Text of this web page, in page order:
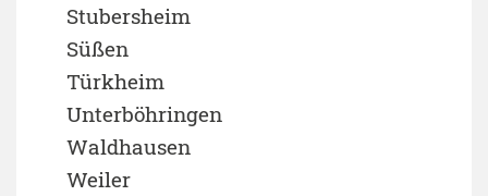
Stubersheim
Süßen
Türkheim
Unterböhringen
Waldhausen
Weiler